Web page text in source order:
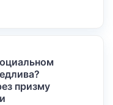
призму